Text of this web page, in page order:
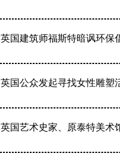
英国建筑师福斯特暗讽环保
英国公众发起寻找女性雕
英国艺术史家、原泰特美术